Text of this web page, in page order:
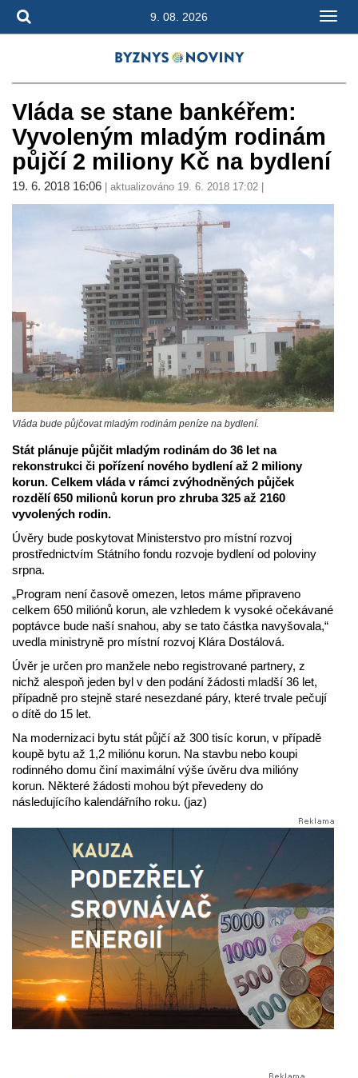
9. 08. 2026
Vláda se stane bankéřem:
Vyvoleným mladým rodinám
půjčí 2 miliony Kč na bydlení
19. 6. 2018 16:06 | aktualizováno 19. 6. 2018 17:02 |
Vláda bude půjčovat mladým rodinám peníze na bydlení.
Stát plánuje půjčit mladým rodinám do 36 let na
rekonstrukci či pořízení nového bydlení až 2 miliony
korun. Celkem vláda v rámci zvýhodněných půjček
rozdělí 650 milionů korun pro zhruba 325 až 2160
vyvolených rodin.
Úvěry bude poskytovat Ministerstvo pro místní rozvoj
prostřednictvím Státního fondu rozvoje bydlení od poloviny
srpna.
„Program není časově omezen, letos máme připraveno
celkem 650 miliónů korun, ale vzhledem k vysoké očekávané
poptávce bude naší snahou, aby se tato částka navyšovala,“
uvedla ministryně pro místní rozvoj Klára Dostálová.
Úvěr je určen pro manžele nebo registrované partnery, z
nichž alespoň jeden byl v den podání žádosti mladší 36 let,
případně pro stejně staré nesezdané páry, které trvale pečují
o dítě do 15 let.
Na modernizaci bytu stát půjčí až 300 tisíc korun, v případě
koupě bytu až 1,2 miliónu korun. Na stavbu nebo koupi
rodinného domu činí maximální výše úvěru dva milióny
korun. Některé žádosti mohou být převedeny do
následujícího kalendářního roku. (jaz)